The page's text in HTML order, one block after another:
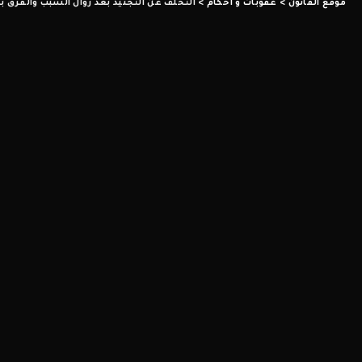
موقع القانون > عقوبات و أحكام >التخلف عن التجنيد بعد زوال السبب والفرق